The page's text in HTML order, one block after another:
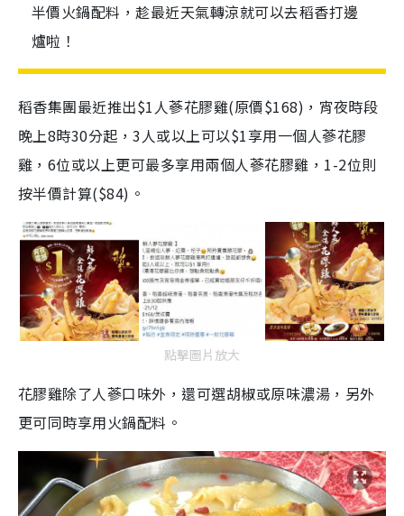
半價火鍋配料，趁最近天氣轉涼就可以去稻香打邊
爐啦！
稻香集團最近推出$1人蔘花膠雞(原價$168)，宵夜時段
晚上8時30分起，3人或以上可以$1享用一個人蔘花膠
雞，6位或以上更可最多享用兩個人蔘花膠雞，1-2位則
按半價計算($84)。
點擊圖片放大
花膠雞除了人蔘口味外，還可選胡椒或原味濃湯，另外
更可同時享用火鍋配料。